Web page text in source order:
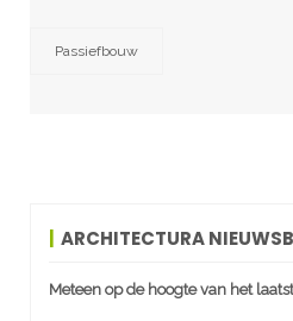
Passiefbouw
ARCHITECTURA
Meteen op de hoogte van het